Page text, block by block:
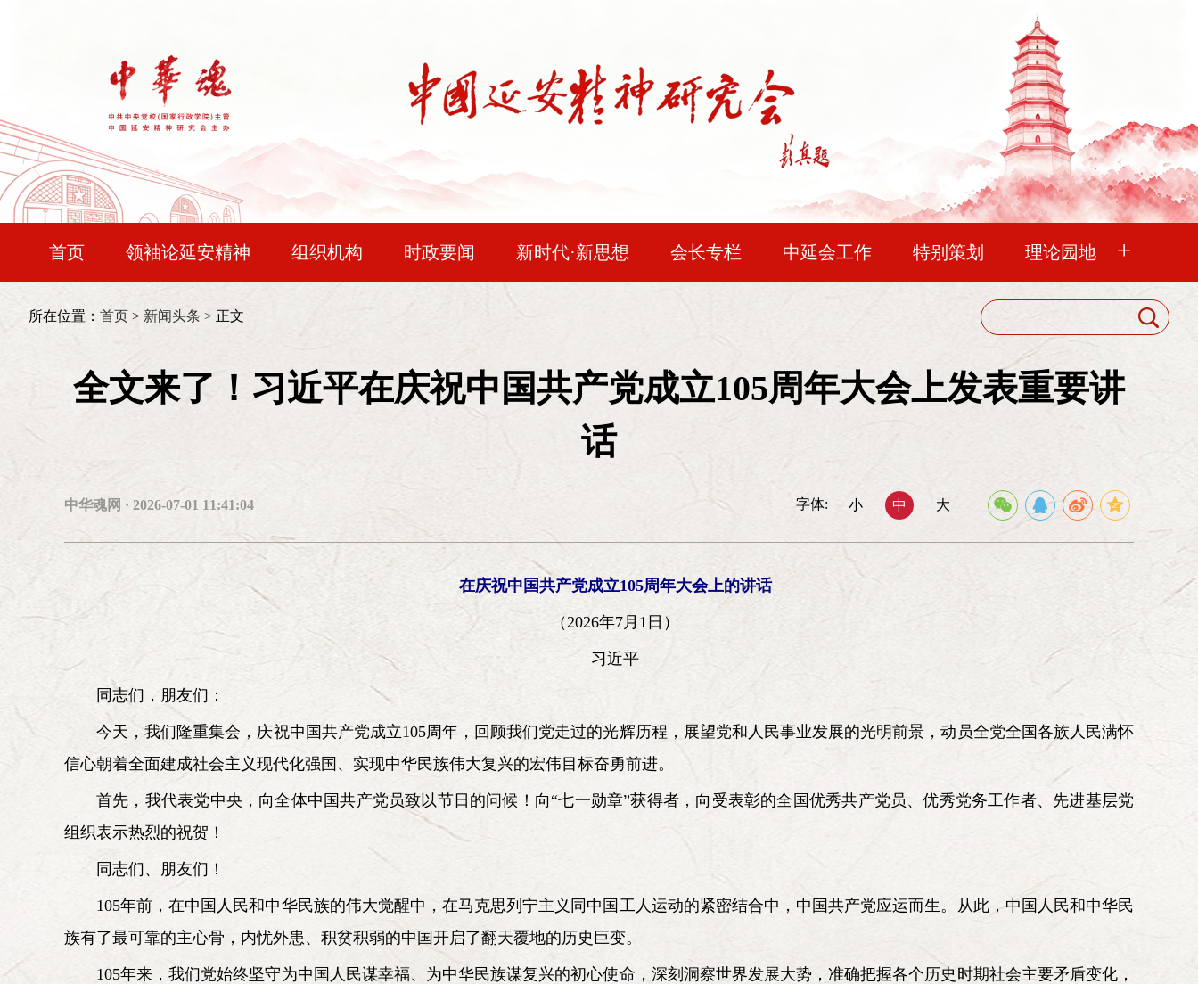
首页 领袖论延安精神 组织机构 时政要闻 新时代·新思想 会长专栏 中延会工作 特别策划 理论园地 +
未曾忘记 延会巡礼
清凉山杂谈
“在长期革命战争中，我们在正确的政治方向指导下，从分析实际情况出发，发扬革命和
拼命精神，严守纪律和自我牺牲精神，大公无私和先人后己精神，压倒一切敌人、压倒一切困
难的精神，坚持革命乐观主义、排除万难去争取胜利的精神，取得了伟大胜利。搞社会主义建
设，实现四个现代化，同样要在党中央的正确领导下，大大发扬这些精神。
会长： 王晨
常务副会长兼秘书长： 靳诺（女）
艾平 李慎明 杨胜群 林炎志 汪鸿雁(女) 李忠杰 刘建 李勇库 李卫
红(女) 周吉平 耿焱(女) 乔清举
第六届研究会咨询委员会委员：
逄先知 朱佳木 张启华(女) 陈小津
徐光春
黄晴宜(女)
沙健孙 王立平 陈登才
中国延安精神研究会
理事会
理论宣传委员会 组织联络委员会 文化青年委员会 办公室
《中华魂》杂志社
北京《中华魂》网络信息中心
北京延河弘扬
所在位置： 首页 > 新闻头条 > 正文
全文来了！习近平在庆祝中国共产党成立105周年大会上发表重要讲
话
中华魂网 · 2026-07-01 11:41:04 字体: 小 中 大
在庆祝中国共产党成立105周年大会上的讲话
（2026年7月1日）
习近平
同志们，朋友们：
今天，我们隆重集会，庆祝中国共产党成立105周年，回顾我们党走过的光辉历程，展望党和人民事业发展的光明前景，动员全党全国各族人民满怀
信心朝着全面建成社会主义现代化强国、实现中华民族伟大复兴的宏伟目标奋勇前进。
首先，我代表党中央，向全体中国共产党员致以节日的问候！向“七一勋章”获得者，向受表彰的全国优秀共产党员、优秀党务工作者、先进基层党
组织表示热烈的祝贺！
同志们、朋友们！
105年前，在中国人民和中华民族的伟大觉醒中，在马克思列宁主义同中国工人运动的紧密结合中，中国共产党应运而生。从此，中国人民和中华民
族有了最可靠的主心骨，内忧外患、积贫积弱的中国开启了翻天覆地的历史巨变。
105年来，我们党始终坚守为中国人民谋幸福、为中华民族谋复兴的初心使命，深刻洞察世界发展大势，准确把握各个历史时期社会主要矛盾变化，